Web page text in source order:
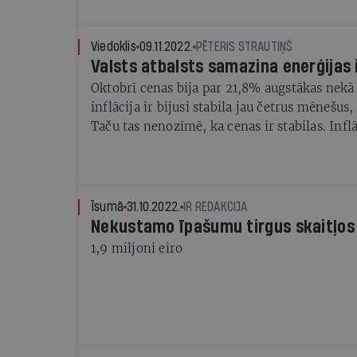
Baltijas valstīm nav nekādas atšķirības.
un lauksaimniecībai izsniegto kredītu
beigās bija 2,3 miljardi eiro, kas ir tieši
tikai par 0,1 miljardu mazāk nekā Igaunijā.
ietekmes uz klimatu samazināšanu, veltot
atbildīgai resursu plānošanai un ar vides
jautājumu risināšanai. Vienlaikus Krievijas
šie jautājumi kļuvuši vēl svarīgāki un
jaunus veidus un risinājumus, kā reaģēt ātri
Viedoklis 09.11.2022. PĒTERIS STRAUTIŅŠ
Valsts atbalsts samazina enerģijas
Oktobrī cenas bija par 21,8% augstākas
inflācija ir bijusi stabila jau četrus mēnešus,
Taču tas nenozīmē, ka cenas ir stabilas.
Īsumā 31.10.2022. IR REDAKCIJA
Nekustamo īpašumu tirgus skaitļos
1,9 miljoni eiro